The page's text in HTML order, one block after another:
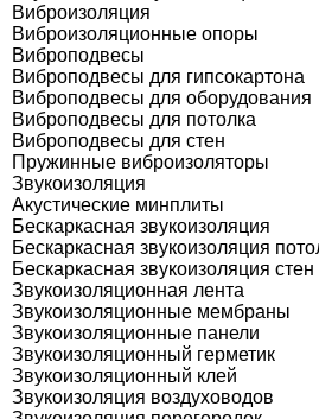
Виброизоляция
Виброизоляционные опоры
Виброподвесы
Виброподвесы для гипсокартона
Виброподвесы для оборудования
Виброподвесы для потолка
Виброподвесы для стен
Пружинные виброизоляторы
Звукоизоляция
Акустические минплиты
Бескаркасная звукоизоляция
Бескаркасная звукоизоляция
Бескаркасная звукоизоляция стен
Звукоизоляционная лента
Звукоизоляционные мембраны
Звукоизоляционные панели
Звукоизоляционный герметик
Звукоизоляционный клей
Звукоизоляция воздуховодов